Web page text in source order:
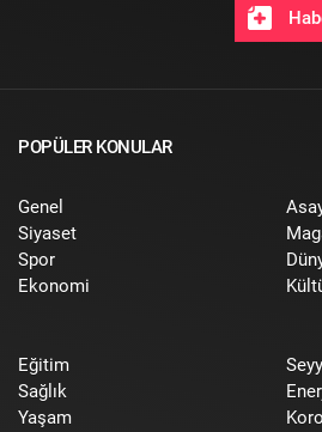
POPÜLER KONULAR
Genel
Siyaset
Spor
Ekonomi
Eğitim
Sağlık
Yaşam